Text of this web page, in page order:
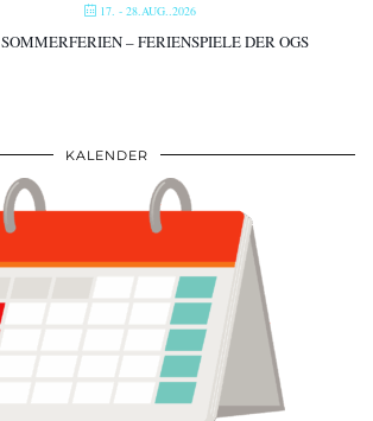
17. - 28.AUG..2026
SOMMERFERIEN – FERIENSPIELE DER OGS
KALENDER